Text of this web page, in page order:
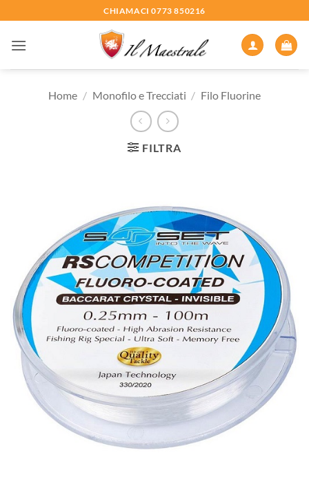
ai
contenuti
CHIAMACI 0773 850216
Home / Monofilo e Trecciati / Filo Fluorine
FILTRA